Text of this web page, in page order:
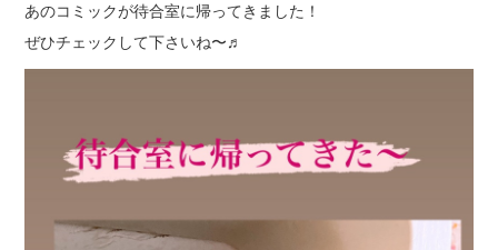
あのコミックが待合室に帰ってきました！
ぜひチェックして下さいね〜♬